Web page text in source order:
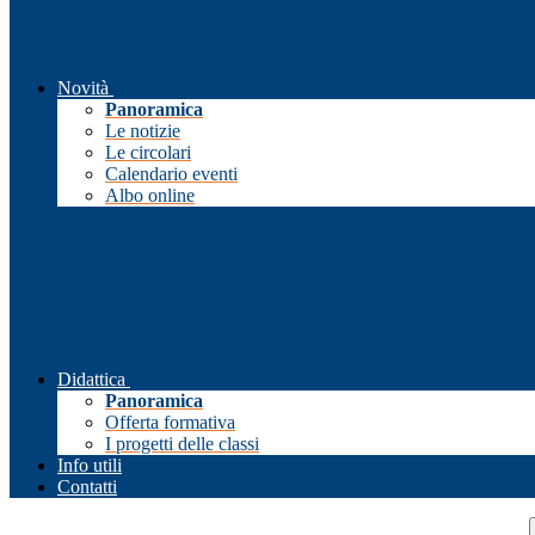
Novità
Panoramica
Le notizie
Le circolari
Calendario eventi
Albo online
Didattica
Panoramica
Offerta formativa
I progetti delle classi
Info utili
Contatti